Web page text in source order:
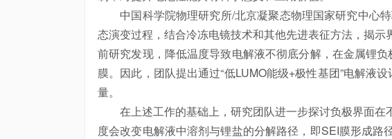
中国科学院物理研究所/北京凝聚态物理国家研究中心
态演变过程，结合冷冻电镜技术和其他先进表征方法，揭
前研究发现，降低温度导致电解液不彻底分解，在金属锂
膜。因此，团队提出通过“低LUMO能级+极性基团”电解液
量。
在上述工作的基础上，研究团队进一步探讨负极界面在
度会改变电解液中溶剂与锂盐的分解路径，即SEI膜形成